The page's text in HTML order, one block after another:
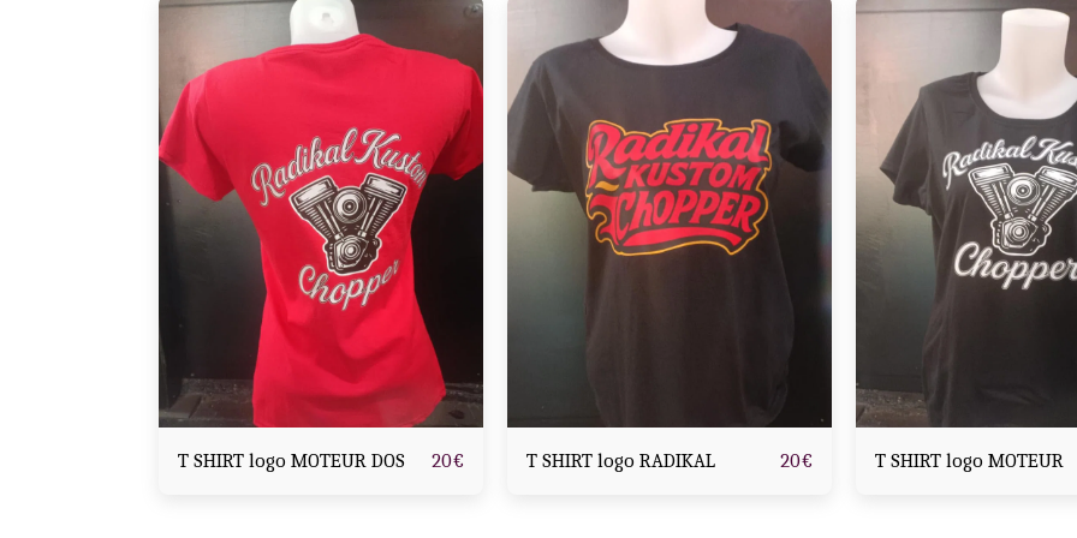
T SHIRT logo MOTEUR DOS 20€ T SHIRT logo RADIKAL 20€ T SHIRT logo MOTEUR